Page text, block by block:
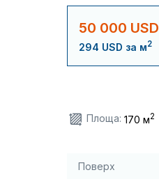
50 000 USD
294 USD за м2
Площа: 170 м2
Поверх